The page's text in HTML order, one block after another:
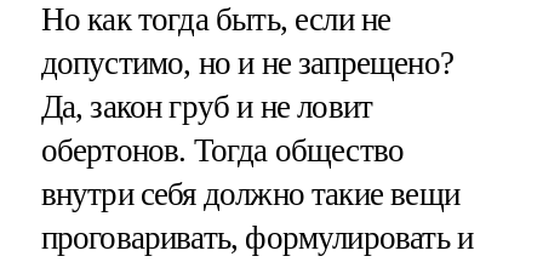
Но как тогда быть, если не
допустимо, но и не запрещено?
Да, закон груб и не ловит
обертонов. Тогда общество
внутри себя должно такие вещи
проговаривать, формулировать и